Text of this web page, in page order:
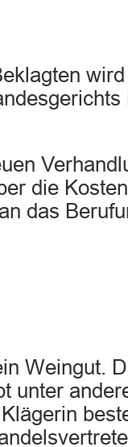
die
das
Weingut.
unter